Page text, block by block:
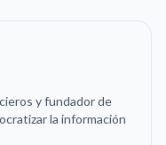
y fundador de
la información